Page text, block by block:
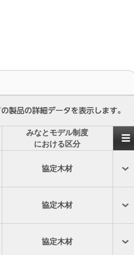
みなとモデル制度
における区分
協定木材
協定木材
協定木材